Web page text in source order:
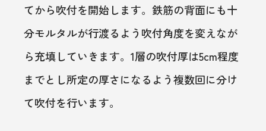
てから吹付を開始します。鉄筋の背面にも十
分モルタルが行渡るよう吹付角度を変えなが
ら充填していきます。1層の吹付厚は5cm程度
までとし所定の厚さになるよう複数回に分け
て吹付を行います。